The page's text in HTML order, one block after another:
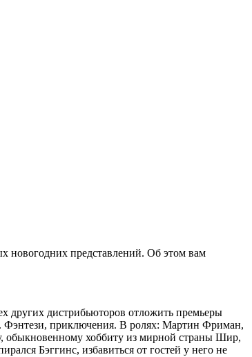
новогодних представлений. Об этом вам
других дистрибьюторов отложить премьеры
приключения. В ролях: Мартин Фриман,
обыкновенному хоббиту из мирной страны Шир,
Бэггинс, избавиться от гостей у него не